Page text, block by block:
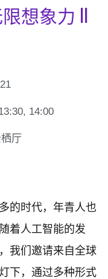
想象力 II
, 14:00
厅
的时代，年青人也
着人工智能的发
我们邀请来自全球
下，通过多种形式